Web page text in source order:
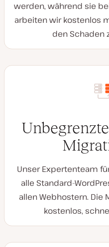
werden, während sie
arbeiten wir kostenlos
den Schaden
Unser Expertenteam
alle Standard-
allen Webhostern. Die
kostenlos,